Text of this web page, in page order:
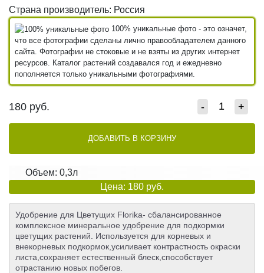
Страна производитель: Россия
100% уникальные фото - это означет,
что все фотографии сделаны лично правообладателем данного
сайта. Фотографии не стоковые и не взяты из других интернет
ресурсов. Каталог растений создавался год и ежедневно
пополняется только уникальными фотографиями.
180 руб. - +
ДОБАВИТЬ В КОРЗИНУ
Объем: 0,3л
Цена: 180 руб.
Удобрение для Цветущих Florika- сбалансированное
комплексное минеральное удобрение для подкормки
цветущих растений. Используется для корневых и
внекорневых подкормок,усиливает контрастность окраски
листа,сохраняет естественный блеск,способствует
отрастанию новых побегов.